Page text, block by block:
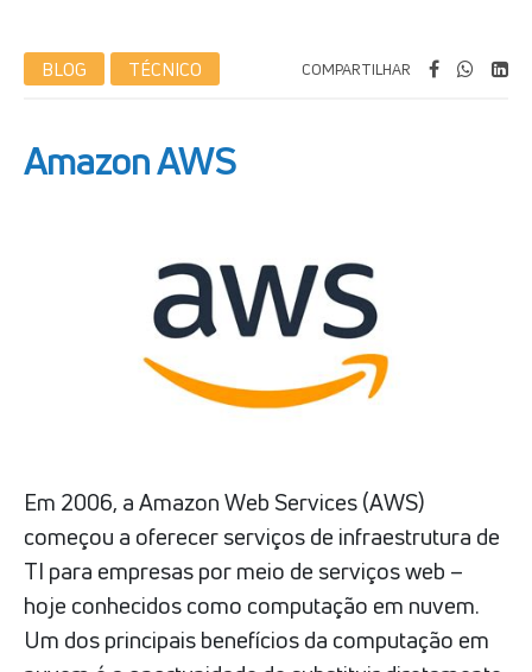
BLOG TÉCNICO COMPARTILHAR
Amazon AWS
Em 2006, a Amazon Web Services (AWS)
começou a oferecer serviços de infraestrutura de
TI para empresas por meio de serviços web –
hoje conhecidos como computação em nuvem.
Um dos principais benefícios da computação em